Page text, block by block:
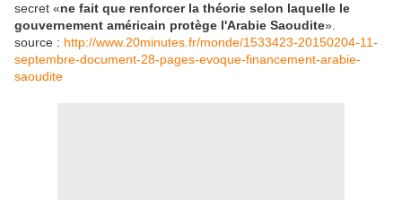
secret «ne fait que renforcer la théorie selon laquelle le
gouvernement américain protège l'Arabie Saoudite».
source : http://www.20minutes.fr/monde/1533423-20150204-11-
septembre-document-28-pages-evoque-financement-arabie-
saoudite